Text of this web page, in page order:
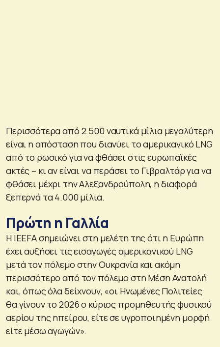
Περισσότερα από 2.500 ναυτικά μίλια μεγαλύτερη
είναι η απόσταση που διανύει το αμερικανικό LNG
από το ρωσικό για να φθάσει στις ευρωπαϊκές
ακτές – κι αν είναι να περάσει το Γιβραλτάρ για να
φθάσει μέχρι την Αλεξανδρούπολη, η διαφορά
ξεπερνά τα 4.000 μίλια.
Πρώτη η Γαλλία
Η IEEFA σημειώνει στη μελέτη της ότι η Ευρώπη
έχει αυξήσει τις εισαγωγές αμερικανικού LNG
μετά τον πόλεμο στην Ουκρανία και ακόμη
περισσότερο από τον πόλεμο στη Μέση Ανατολή
και, όπως όλα δείχνουν, «οι Ηνωμένες Πολιτείες
θα γίνουν το 2026 ο κύριος προμηθευτής φυσικού
αερίου της ηπείρου, είτε σε υγροποιημένη μορφή
είτε μέσω αγωγών».